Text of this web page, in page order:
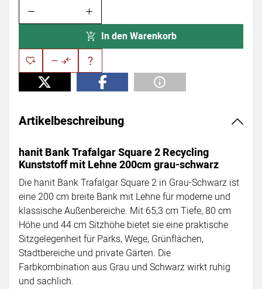
In den Warenkorb
Artikelbeschreibung
hanit Bank Trafalgar Square 2 Recycling
Kunststoff mit Lehne 200cm grau-schwarz
Die hanit Bank Trafalgar Square 2 in Grau-Schwarz ist
eine 200 cm breite Bank mit Lehne für moderne und
klassische Außenbereiche. Mit 65,3 cm Tiefe, 80 cm
Höhe und 44 cm Sitzhöhe bietet sie eine praktische
Sitzgelegenheit für Parks, Wege, Grünflächen,
Stadtbereiche und private Gärten. Die
Farbkombination aus Grau und Schwarz wirkt ruhig
und sachlich.